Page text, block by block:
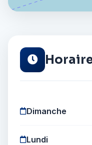
Dimanche
Lundi